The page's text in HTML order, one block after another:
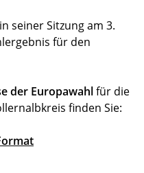
seiner Sitzung am 3.
für den
der Europawahlfür die
finden Sie: